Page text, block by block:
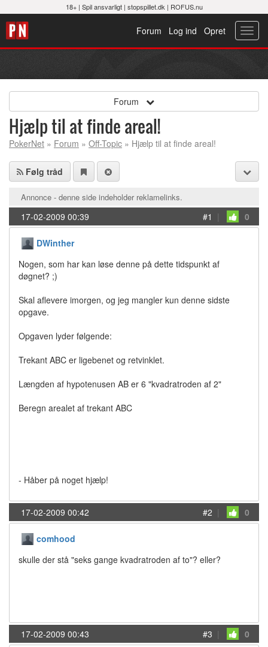
18+ | Spil ansvarligt| stopspillet.dk | ROFUS.nu
Opret
Log ind
Forum
Forum
Hjælp til at finde areal!
PokerNet » Forum » Off-Topic » Hjælp til at finde areal!
Følg tråd
Annonce - denne side indeholder reklamelinks.
17-02-2009 00:39 #1 | 0
DWinther
Nogen, som har kan løse denne på dette tidspunkt af
døgnet? ;)
Skal aflevere imorgen, og jeg mangler kun denne sidste
opgave.
Opgaven lyder følgende:
Trekant ABC er ligebenet og retvinklet.
Længden af hypotenusen AB er 6 "kvadratroden af 2"
Beregn arealet af trekant ABC
- Håber på noget hjælp!
17-02-2009 00:42 #2 | 0
comhood
skulle der stå "seks gange kvadratroden af to"? eller?
17-02-2009 00:43 #3 | 0